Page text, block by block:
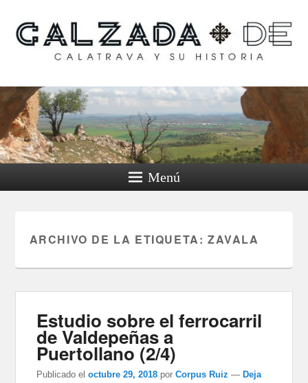
Calzada de Calatrava y
su historia
Menú
ARCHIVO DE LA ETIQUETA: ZAVALA
Estudio sobre el ferrocarril
de Valdepeñas a
Puertollano (2/4)
Publicado el octubre 29, 2018 porCorpus Ruiz — Deja